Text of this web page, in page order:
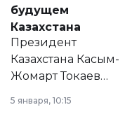
будущем
Казахстана
Президент
Казахстана Касым-
Жомарт Токаев
сразу несколько
5 января, 10:15